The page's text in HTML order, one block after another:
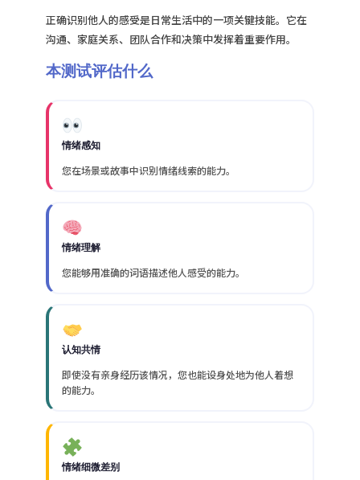
正确识别他人的感受是日常生活中的一项关键技能。它在
沟通、家庭关系、团队合作和决策中发挥着重要作用。
本测试评估什么
情绪感知
您在场景或故事中识别情绪线索的能力。
情绪理解
您能够用准确的词语描述他人感受的能力。
认知共情
即使没有亲身经历该情况，您也能设身处地为他人着想
的能力。
情绪细微差别